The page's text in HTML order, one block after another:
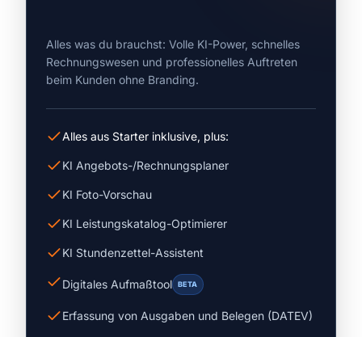
Alles was du brauchst: Volle KI-Power, schnelles
Rechnungswesen und professionelles Auftreten
beim Kunden ohne Branding.
Alles aus Starter inklusive, plus:
KI Angebots-/Rechnungsplaner
KI Foto-Vorschau
KI Leistungskatalog-Optimierer
KI Stundenzettel-Assistent
Digitales Aufmaßtool BETA
Erfassung von Ausgaben und Belegen (DATEV)